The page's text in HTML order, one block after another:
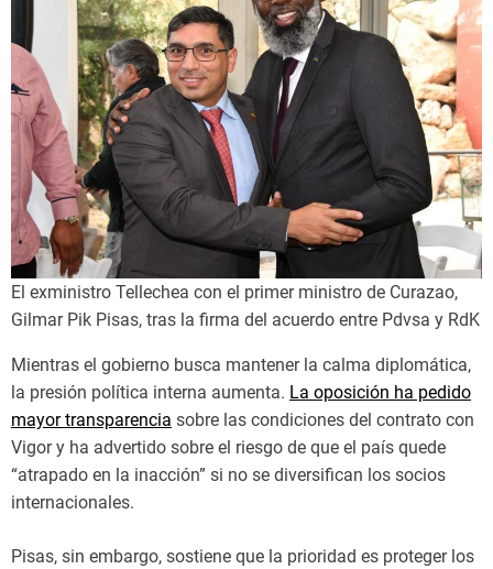
El exministro Tellechea con el primer ministro de Curazao,
Gilmar Pik Pisas, tras la firma del acuerdo entre Pdvsa y RdK
Mientras el gobierno busca mantener la calma diplomática,
la presión política interna aumenta. La oposición ha pedido
mayor transparencia sobre las condiciones del contrato con
Vigor y ha advertido sobre el riesgo de que el país quede
“atrapado en la inacción” si no se diversifican los socios
internacionales.
Pisas, sin embargo, sostiene que la prioridad es proteger los